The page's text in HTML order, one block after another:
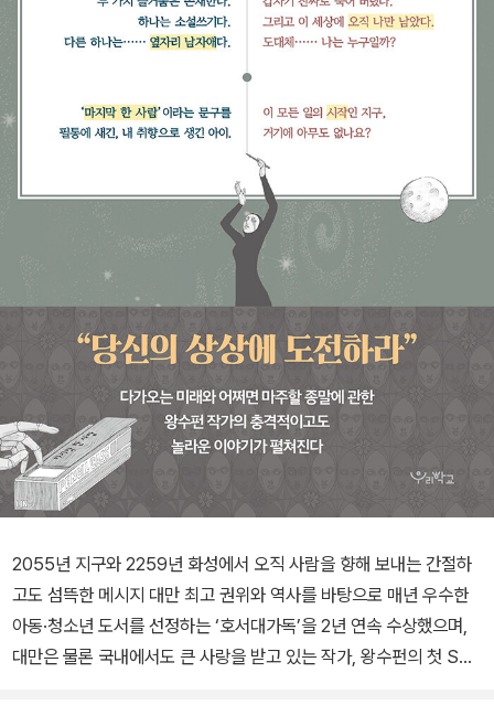
2055년 지구와 2259년 화성에서 오직 사람을 향해 보내는 간절하
고도 섬뜩한 메시지 대만 최고 권위와 역사를 바탕으로 매년 우수한
아동·청소년 도서를 선정하는 ‘호서대가독’을 2년 연속 수상했으며,
대만은 물론 국내에서도 큰 사랑을 받고 있는 작가, 왕수펀의 첫 SF